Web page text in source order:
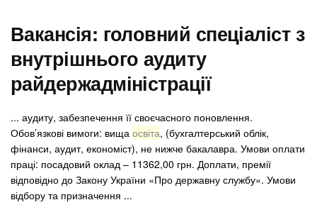
Вакансія: головний спеціаліст з
внутрішнього аудиту
райдержадміністрації
... аудиту, забезпечення її своєчасного поновлення.
Обов’язкові вимоги: вища освіта, (бухгалтерський облік,
фінанси, аудит, економіст), не нижче бакалавра. Умови оплати
праці: посадовий оклад – 11362,00 грн. Доплати, премії
відповідно до Закону України «Про державну службу». Умови
відбору та призначення ...